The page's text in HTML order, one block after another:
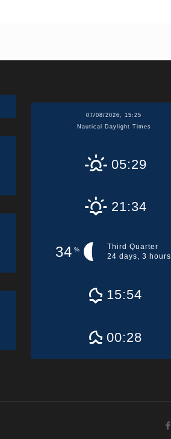
07/08/2026, 15:25
Nautical Daylight Times
05:29
21:34
34 %
Third Quarter
24 days, 3 hours
15:54
00:28